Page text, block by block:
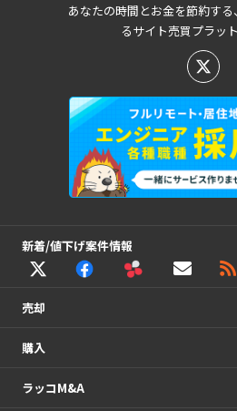
あなたの時間とお金を節約す
るサイト売買プラッ
新着/値下げ案件情報
売却
購入
ラッコM&A